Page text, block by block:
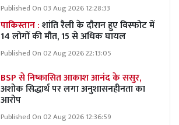
Published On 03 Aug 2026 12:28:33
पाकिस्तान :शांति रैली के दौरान हुए विस्फोट में
14 लोगों की मौत, 15 से अधिक घायल
Published On 02 Aug 2026 22:13:05
BSP से निष्कासित आकाश आनंद के ससुर,
अशोक सिद्धार्थ पर लगा अनुशासनहीनता का
आरोप
Published On 02 Aug 2026 12:36:59